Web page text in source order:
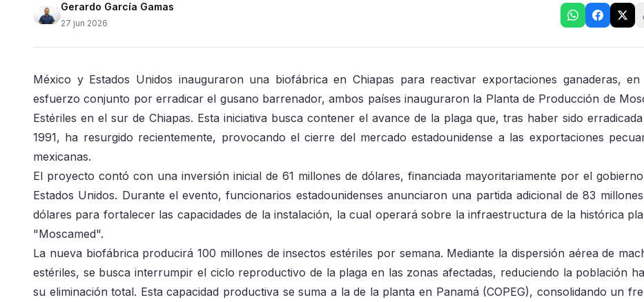
Gerardo García Gamas
27 jun 2026
México y Estados Unidos inauguraron una biofábrica en Chiapas para reactivar exportaciones ganaderas,
esfuerzo conjunto por erradicar el gusano barrenador, ambos países inauguraron la Planta de Producción de
Estériles en el sur de Chiapas. Esta iniciativa busca contener el avance de la plaga que, tras haber sido
1991, ha resurgido recientemente, provocando el cierre del mercado estadounidense a las exportaciones
mexicanas.
El proyecto contó con una inversión inicial de 61 millones de dólares, financiada mayoritariamente por el
Estados Unidos. Durante el evento, funcionarios estadounidenses anunciaron una partida adicional de 83
dólares para fortalecer las capacidades de la instalación, la cual operará sobre la infraestructura de la histórica
"Moscamed".
La nueva biofábrica producirá 100 millones de insectos estériles por semana. Mediante la dispersión aérea de
estériles, se busca interrumpir el ciclo reproductivo de la plaga en las zonas afectadas, reduciendo la población
su eliminación total. Esta capacidad productiva se suma a la de la planta en Panamá (COPEG), consolidando un